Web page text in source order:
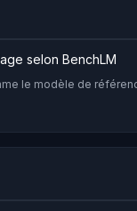
selon BenchLM
le modèle de